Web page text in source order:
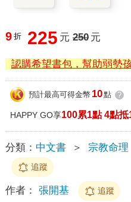
9 折 225 元 250 元
認購希望書包，幫助弱勢
預計最高可得金幣 10點 ?
HAPPY GO享100累1點 4點抵
分類： 中文書 ＞ 宗教命理
追蹤
作者： 張開基 追蹤